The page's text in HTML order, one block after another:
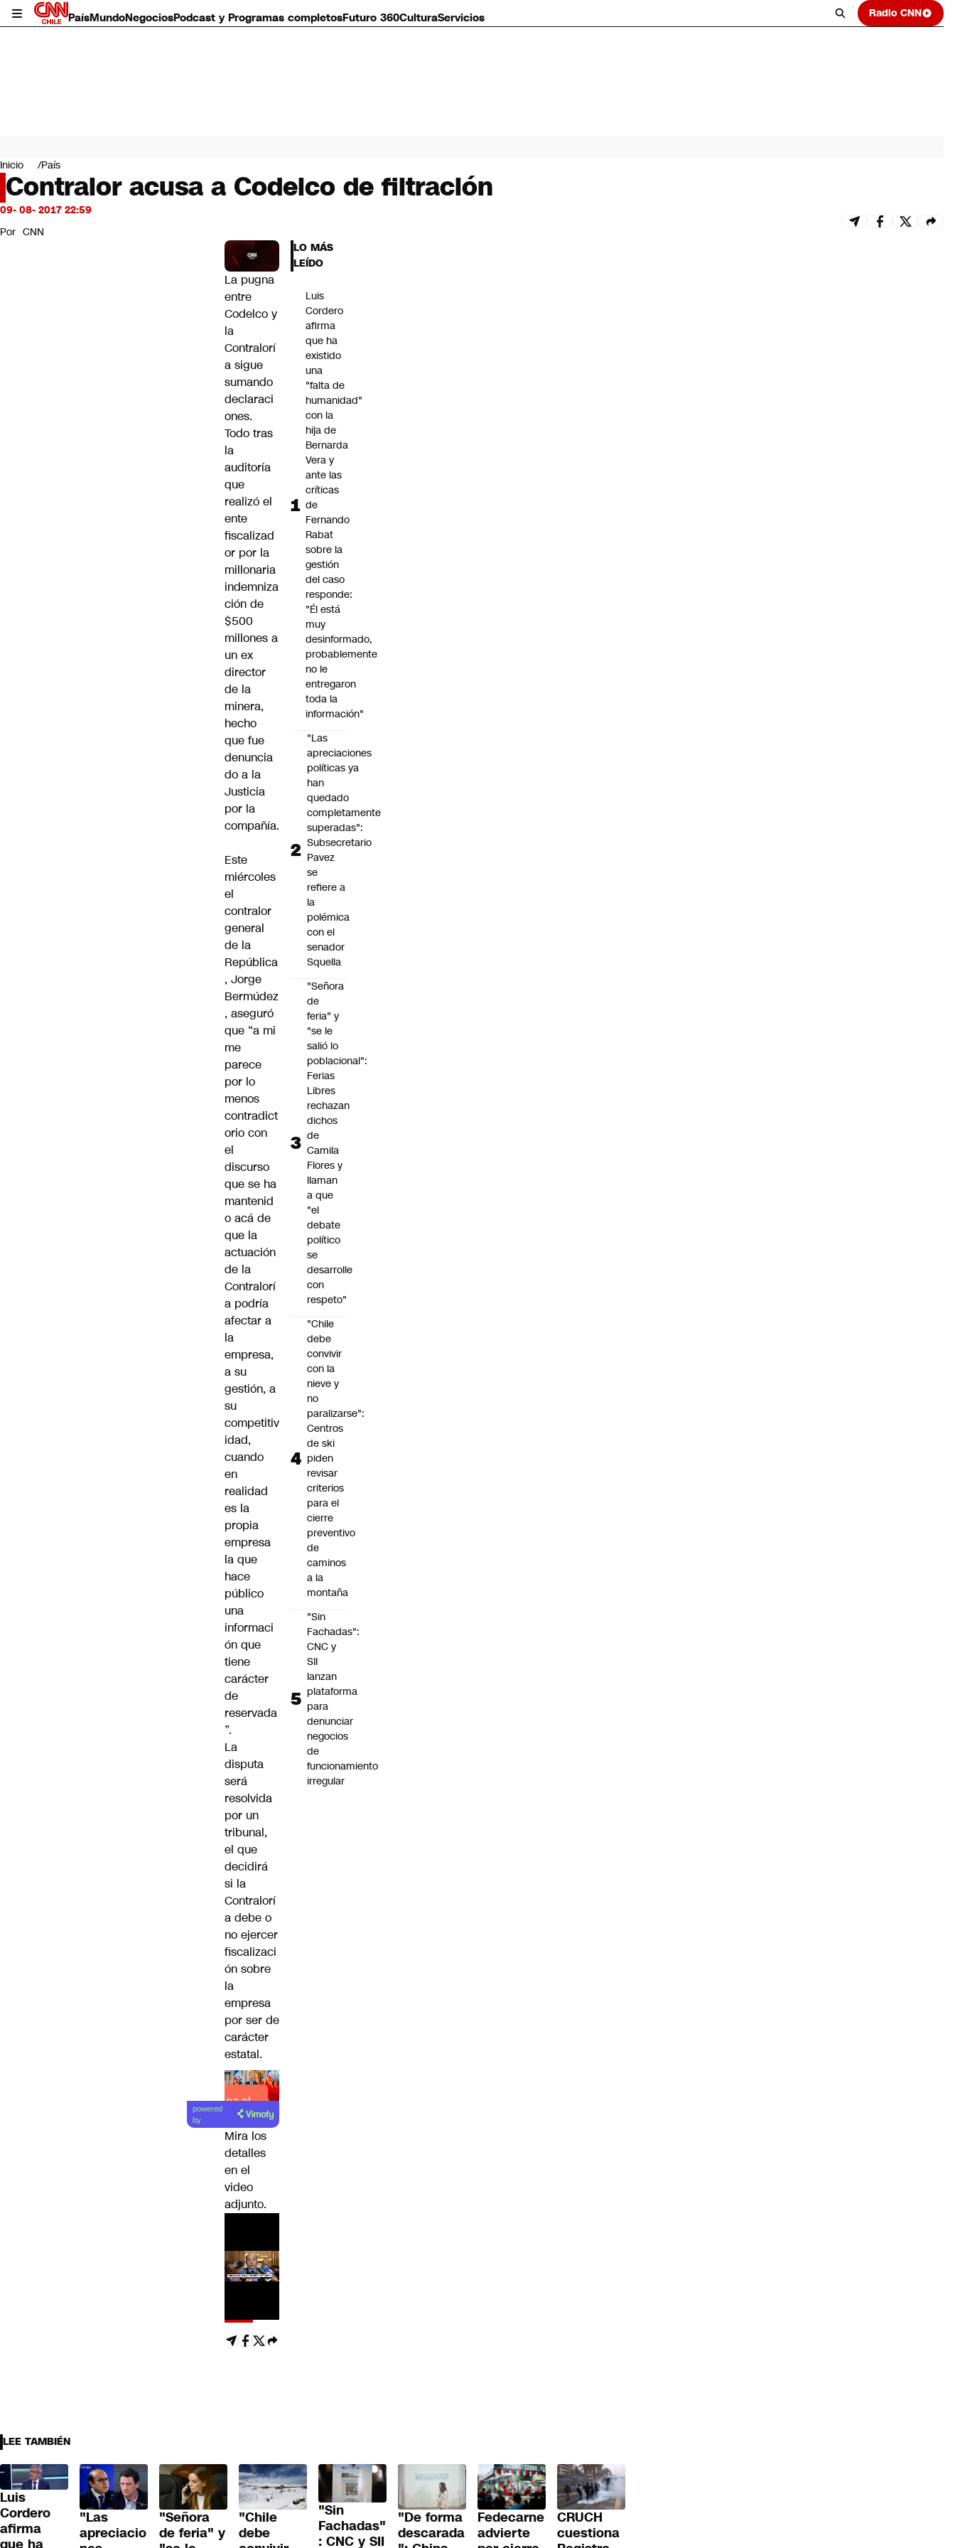
PaísMundoNegociosPodcast y Programas completosFuturo 360CulturaServicios Radio CNN
Mundo
Negocios
Deportes
Programas completos
Servicios
Inicio País
Contralor acusa a Codelco de filtración
09- 08- 2017 22:59
Por CNN
La pugna
entre
Codelco y
la
Contralorí
a sigue
sumando
declaraci
ones.
Todo tras
la
auditoría
que
realizó el
ente
fiscalizad
or por la
millonaria
indemniza
ción de
$500
millones a
un ex
director
de la
minera,
hecho
que fue
denuncia
do a la
Justicia
por la
compañía.
Este
miércoles
el
contralor
general
de la
República
, Jorge
Bermúdez
, aseguró
que “a mi
me
parece
por lo
menos
contradict
orio con
el
discurso
que se ha
mantenid
o acá de
que la
actuación
de la
Contralorí
a podría
afectar a
la
empresa,
a su
gestión, a
su
competitiv
idad,
cuando
en
realidad
es la
propia
empresa
la que
hace
público
una
informaci
ón que
tiene
carácter
de
reservada
”.
La
disputa
será
resolvida
por un
tribunal,
el que
decidirá
si la
Contralorí
a debe o
no ejercer
fiscalizaci
ón sobre
la
empresa
por ser de
carácter
estatal.
Lea el
artículo
powered
by
Mira los
detalles
en el
video
adjunto.
LO MÁS
LEÍDO
Luis
Cordero
afirma
que ha
existido
una
"falta de
humanidad"
con la
hija de
Bernarda
Vera y
ante las
críticas
de
Fernando
Rabat
sobre la
gestión
del caso
responde:
"Él está
muy
desinformado,
probablemente
no le
entregaron
toda la
información"
"Las
apreciaciones
políticas ya
han
quedado
completamente
superadas":
Subsecretario
Pavez
se
refiere a
la
polémica
con el
senador
Squella
"Señora
de
feria" y
"se le
salió lo
poblacional":
Ferias
Libres
rechazan
dichos
de
Camila
Flores y
llaman
a que
"el
debate
político
se
desarrolle
con
respeto"
"Chile
debe
convivir
con la
nieve y
no
paralizarse":
Centros
de ski
piden
revisar
criterios
para el
cierre
preventivo
de
caminos
a la
montaña
"Sin
Fachadas":
CNC y
SII
lanzan
plataforma
para
denunciar
negocios
de
funcionamiento
irregular
LEE TAMBIÉN
Luis
Cordero
afirma
que ha
"Las
apreciacio
"Señora
de feria" y
"Chile
debe
"Sin
Fachadas"
: CNC y SII
"De forma
descarada
Fedecarne
advierte
CRUCH
cuestiona